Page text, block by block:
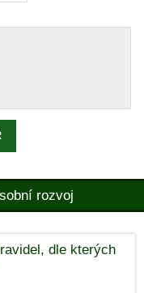
rozvoj
dle kterých